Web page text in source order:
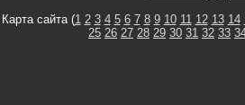
Карта сайта (1 2 3 4 5 6 7 8 9 10 11 12 13 14
25 26 27 28 29 30 31 32 33